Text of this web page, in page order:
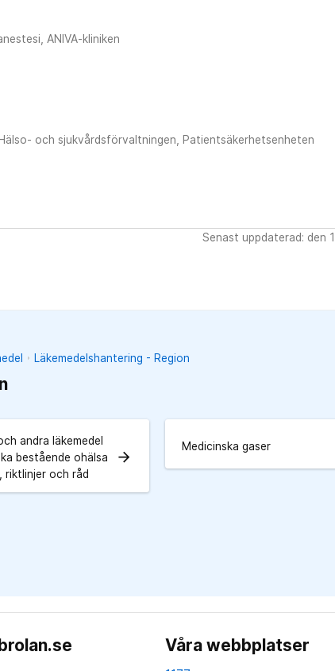
ANIVA-kliniken
och sjukvårdsförvaltningen, Patientsäkerhetsenheten
Senast uppdaterad: den
Läkemedelshantering - Region
andra läkemedel
bestående ohälsa
riktlinjer och råd
arrow_forward
Medicinska gaser
Våra webbplatser